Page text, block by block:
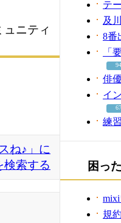
ュニティ
ね♪」に
検索する
テ
及
8番
「
94
俳
イ
67
練
困っ
規